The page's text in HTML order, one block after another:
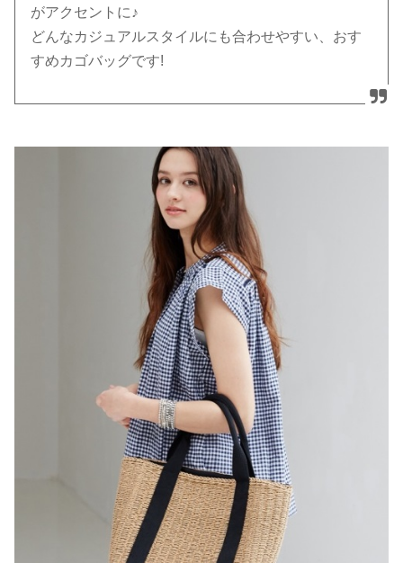
がアクセントに♪
どんなカジュアルスタイルにも合わせやすい、おす
すめカゴバッグです!